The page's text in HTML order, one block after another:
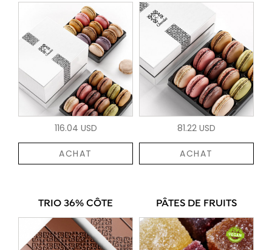
116.04 USD
ACHAT
81.22 USD
ACHAT
TRIO 36% CÔTE PÂTES DE FRUITS